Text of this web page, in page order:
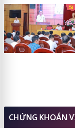
CHỨNG KHOÁN